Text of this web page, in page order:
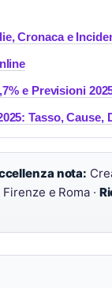
Cronaca e
e Previsioni
Tasso, Cause,
nota:
Firenze e Roma ·